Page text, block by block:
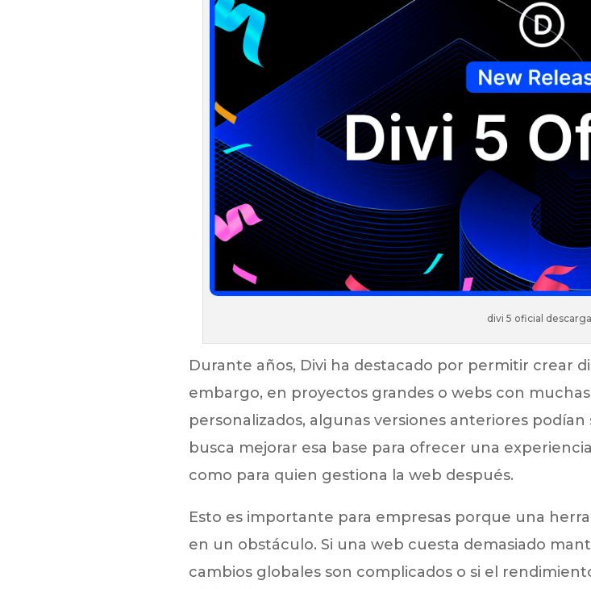
divi 5 oficial
Durante años, Divi ha destacado por permitir crear
embargo, en proyectos grandes o webs con
personalizados, algunas versiones anteriores podían
busca mejorar esa base para ofrecer una
como para quien gestiona la web después.
Esto es importante para empresas porque una
en un obstáculo. Si una web cuesta demasiado
cambios globales son complicados o si el